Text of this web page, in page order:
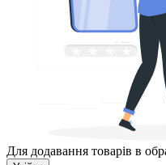
Для додавання товарів в